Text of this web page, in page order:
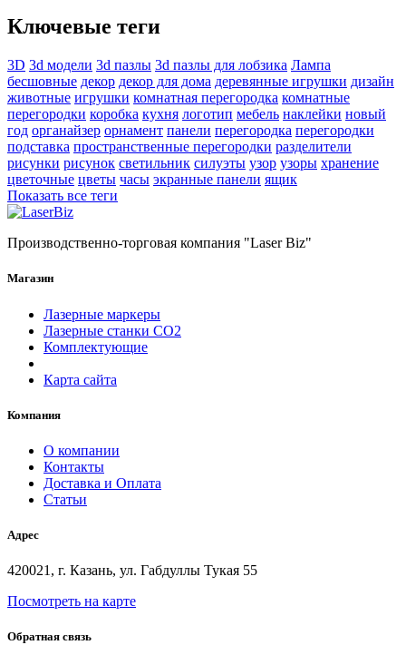
Ключевые теги
3D 3d модели 3d пазлы 3d пазлы для лобзика Лампа
бесшовные декор декор для дома деревянные игрушки дизайн
животные игрушки комнатная перегородка комнатные
перегородки коробка кухня логотип мебель наклейки новый
год органайзер орнамент панели перегородка перегородки
подставка пространственные перегородки разделители
рисунки рисунок светильник силуэты узор узоры хранение
цветочные цветы часы экранные панели ящик
Показать все теги
Производственно-торговая компания "Laser Biz"
Магазин
Лазерные маркеры
Лазерные станки СО2
Комплектующие
Карта сайта
Компания
О компании
Контакты
Доставка и Оплата
Статьи
Адрес
420021, г. Казань, ул. Габдуллы Тукая 55
Посмотреть на карте
Обратная связь